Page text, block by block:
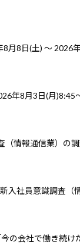
月8日(土) ～ 2026年
年8月3日(月)8:45
（情報通信業）の
入社員意識調査（
今の会社で働き続